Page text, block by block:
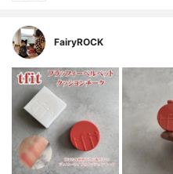
FairyROCK